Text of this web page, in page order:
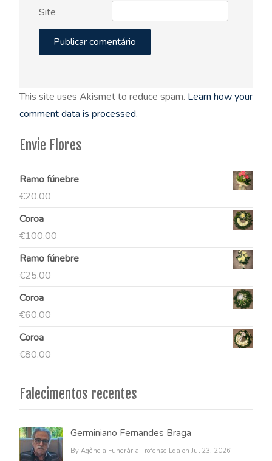
Site
This site uses Akismet to reduce spam. Learn how your
comment data is processed.
Envie Flores
Ramo fúnebre
€20.00
Coroa
€100.00
Ramo fúnebre
€25.00
Coroa
€60.00
Coroa
€80.00
Falecimentos recentes
Germiniano Fernandes Braga
By Agência Funerária Trofense Lda on Jul 23, 2026